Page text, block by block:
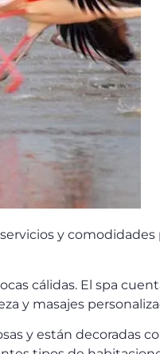
y comodidades
cálidas. El spa
y masajes
y están decoradas